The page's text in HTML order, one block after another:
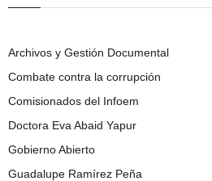
Archivos y Gestión Documental
Combate contra la corrupción
Comisionados del Infoem
Doctora Eva Abaid Yapur
Gobierno Abierto
Guadalupe Ramírez Peña